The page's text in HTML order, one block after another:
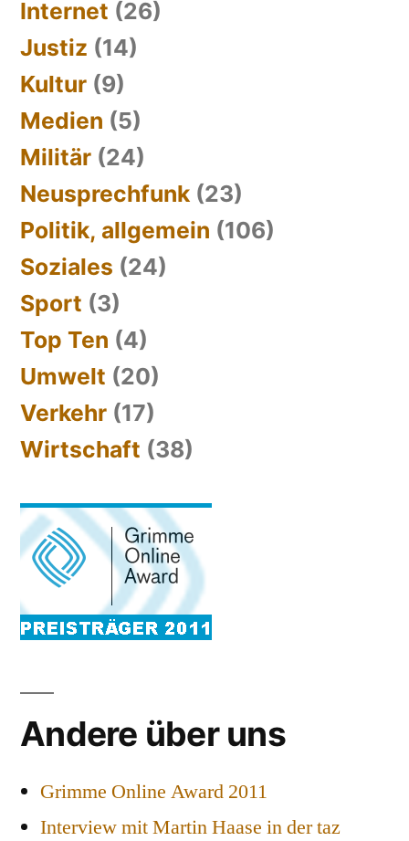
Internet (26)
Justiz (14)
Kultur (9)
Medien (5)
Militär (24)
Neusprechfunk (23)
Politik, allgemein (106)
Soziales (24)
Sport (3)
Top Ten (4)
Umwelt (20)
Verkehr (17)
Wirtschaft (38)
Andere über uns
Grimme Online Award 2011
Interview mit Martin Haase in der taz